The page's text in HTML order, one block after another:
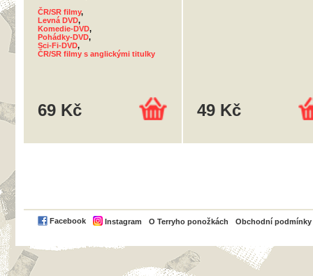
ČR/SR filmy,
Levná DVD,
Komedie-DVD,
Pohádky-DVD,
Sci-Fi-DVD,
ČR/SR filmy s anglickými titulky
69 Kč 49 Kč
Facebook Instagram O Terryho ponožkách Obchodní podmínky
PayPal